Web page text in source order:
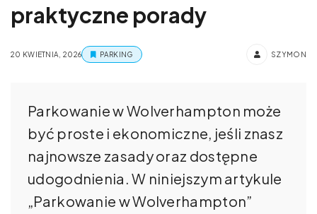
praktyczne porady
20 KWIETNIA, 2026 PARKING SZYMON
Parkowanie w Wolverhampton może
być proste i ekonomiczne, jeśli znasz
najnowsze zasady oraz dostępne
udogodnienia. W niniejszym artykule
„Parkowanie w Wolverhampton”